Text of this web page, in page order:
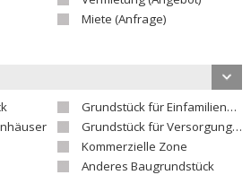
Miete (Anfrage)
Grundstück für Einfamilienhäuser
Grundstück für Versorgungseinrichtungen
Kommerzielle Zone
Anderes Baugrundstück